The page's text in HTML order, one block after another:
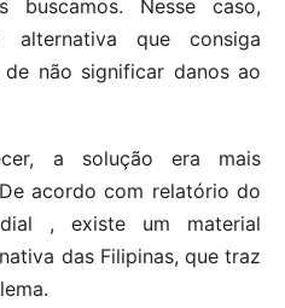
Nesse caso,
alternativa que consiga
não significar danos ao
a solução era mais
acordo com relatório do
, existe um material
das Filipinas, que traz